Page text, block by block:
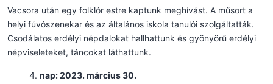
Vacsora után egy folklór estre kaptunk meghívást. A műsort a
helyi fúvószenekar és az általános iskola tanulói szolgáltatták.
Csodálatos erdélyi népdalokat hallhattunk és gyönyörű erdélyi
népviseleteket, táncokat láthattunk.
nap: 2023. március 30.